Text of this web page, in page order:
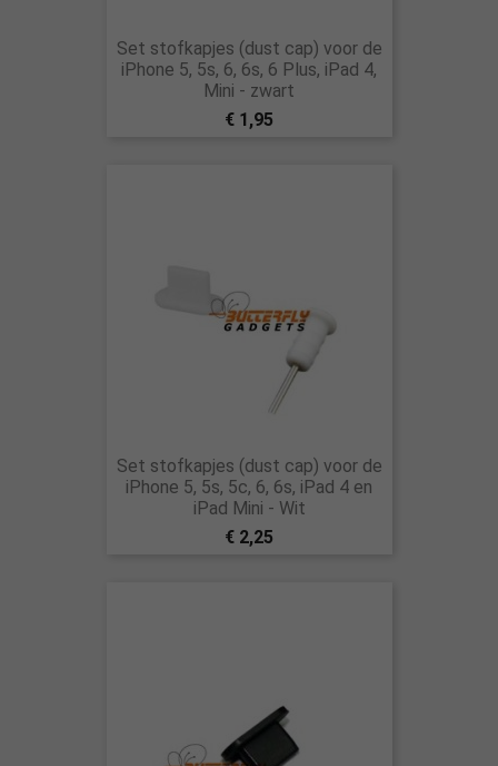
Set stofkapjes (dust cap) voor de
iPhone 5, 5s, 6, 6s, 6 Plus, iPad 4,
Mini - zwart
€ 1,95
Set stofkapjes (dust cap) voor de
iPhone 5, 5s, 5c, 6, 6s, iPad 4 en
iPad Mini - Wit
€ 2,25